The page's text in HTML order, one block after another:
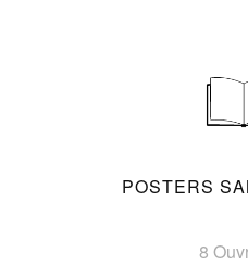
POSTERS
8